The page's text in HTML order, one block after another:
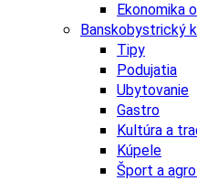
Ekonomika
Banskobystrický
Tipy
Podujatia
Ubytovanie
Gastro
Kultúra a
Kúpele
Šport a